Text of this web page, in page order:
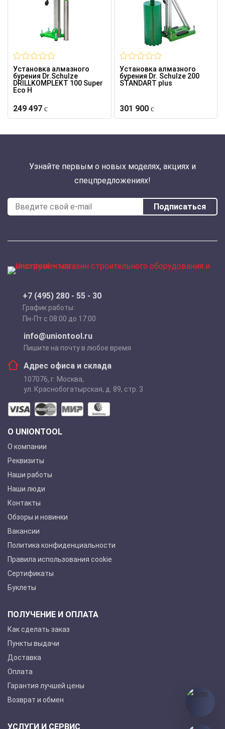
Установка алмазного
бурения Dr.Schulze
DRILLKOMPLEKT 100 Super
Eco H
249 497
Установка алмазного
бурения Dr. Schulze 200
STANDART plus
301 900
Узнайте первым о новых моделях, акциях и
спецпредложениях!
Подписаться
+7 (495) 280 - 55 - 30
График работы:
Пн-Пт с 08:00 до 17:00
info@uniontool.ru
Пишите на почту в любое время
Адрес офиса и склада
107076, г. Москва,
ул. Краснобогатырская, д. 89, стр. 3
О UNIONTOOL
О компании
Реквизиты
Наши работы
Наши люди
Контакты
Обзоры и новинки
Вакансии
Политика конфиденциальности
Правила использования cookie
Сертификаты
Буклеты
ПОЛУЧЕНИЕ И ОПЛАТА
Как сделать заказ
Пункты выдачи
Доставка
Оплата
Гарантия лучшей цены
Возврат и обмен
УСЛУГИ И СЕРВИС